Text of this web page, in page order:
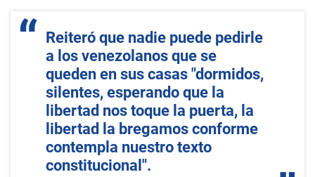
Reiteró que nadie puede pedirle
a los venezolanos que se
queden en sus casas "dormidos,
silentes, esperando que la
libertad nos toque la puerta, la
libertad la bregamos conforme
contempla nuestro texto
constitucional".